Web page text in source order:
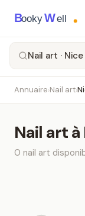
BookyWell
Nail art · Nice
Annuaire›Nail art›
Nail artà
0 nail art